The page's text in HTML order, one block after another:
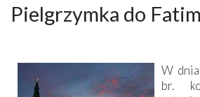
Pielgrzymka do
W
br.